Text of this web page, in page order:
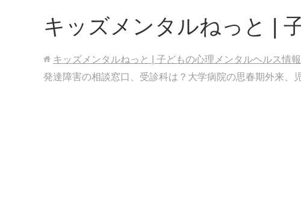
キッズメンタルねっと |
キッズメンタルねっと | 子どもの心理メンタルヘルス情
発達障害の相談窓口、受診科は？大学病院の思春期外来、